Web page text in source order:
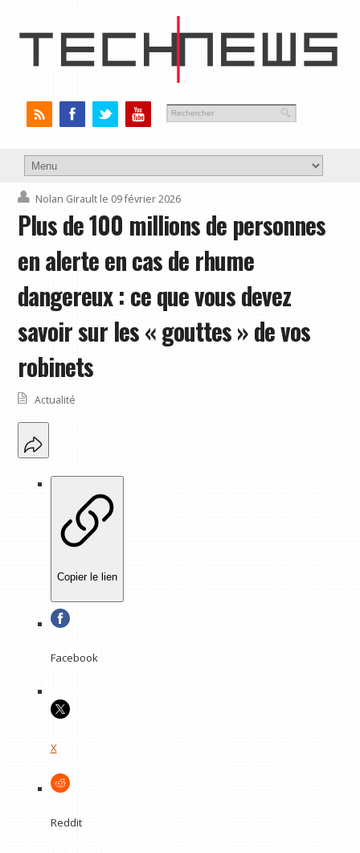
Nolan Girault le 09 février 2026
Plus de 100 millions de personnes
en alerte en cas de rhume
dangereux : ce que vous devez
savoir sur les « gouttes » de vos
robinets
Actualité
Copier le lien
Facebook
X
Reddit